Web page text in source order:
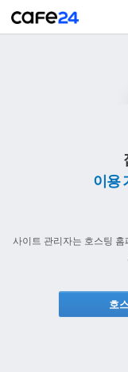
이용
사이트 관리자는 호스팅 홈
호